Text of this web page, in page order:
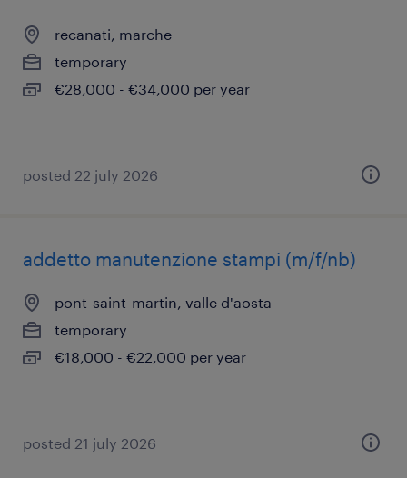
recanati, marche
temporary
€28,000 - €34,000 per year
posted 22 july 2026
addetto manutenzione stampi (m/f/nb)
pont-saint-martin, valle d'aosta
temporary
€18,000 - €22,000 per year
posted 21 july 2026